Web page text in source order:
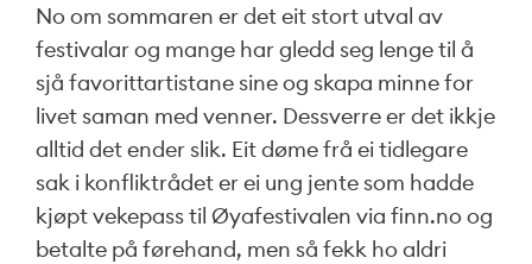
No om sommaren er det eit stort utval av
festivalar og mange har gledd seg lenge til å
sjå favorittartistane sine og skapa minne for
livet saman med venner. Dessverre er det ikkje
alltid det ender slik. Eit døme frå ei tidlegare
sak i konfliktrådet er ei ung jente som hadde
kjøpt vekepass til Øyafestivalen via finn.no og
betalte på førehand, men så fekk ho aldri